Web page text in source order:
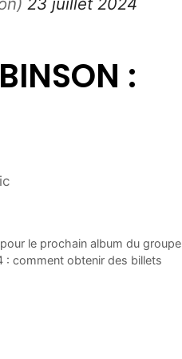
:
le prochain album du groupe
: comment obtenir des billets